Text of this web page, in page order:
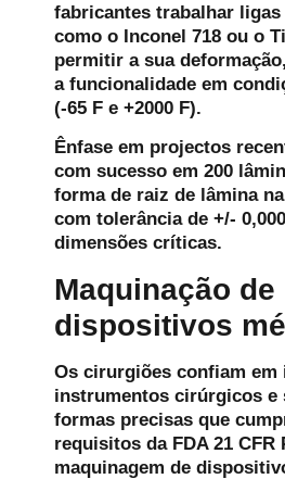
fabricantes trabalhar
como o Inconel 718 ou o
permitir a sua
a funcionalidade em
(-65 F e +2000 F).
Ênfase em projectos
com sucesso em 200
forma de raiz de lâmina
com tolerância de +/-
dimensões críticas.
Maquinação de
dispositivos
Os cirurgiões confiam em
instrumentos cirúrgicos e
formas precisas que
requisitos da FDA 21 CFR
maquinagem de